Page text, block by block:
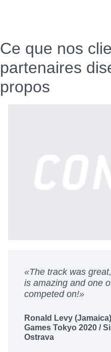
Ce que nos
partenaires
propos
«The track was
is amazing and one
competed on!»
Ronald Levy
Games Tokyo 2020 /
Ostrava